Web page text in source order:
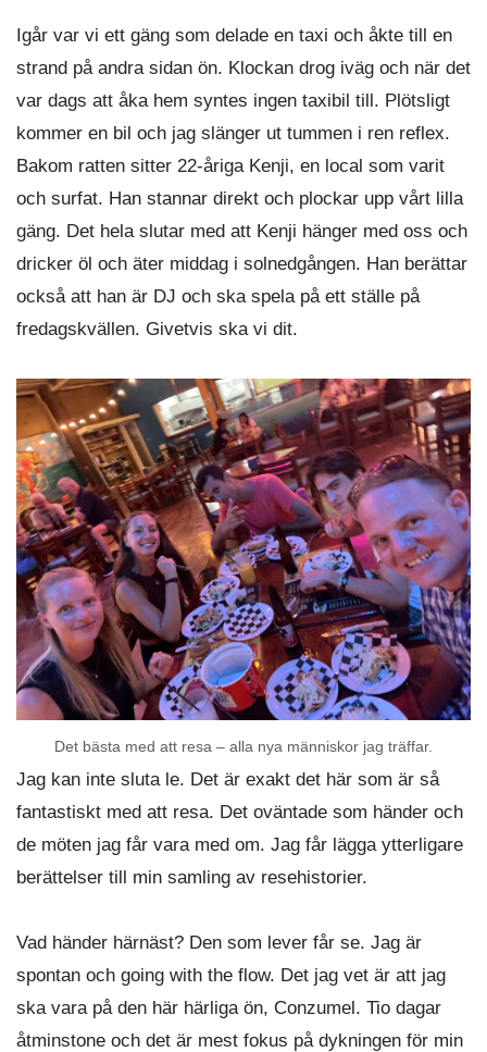
Igår var vi ett gäng som delade en taxi och åkte till en
strand på andra sidan ön. Klockan drog iväg och när det
var dags att åka hem syntes ingen taxibil till. Plötsligt
kommer en bil och jag slänger ut tummen i ren reflex.
Bakom ratten sitter 22-åriga Kenji, en local som varit
och surfat. Han stannar direkt och plockar upp vårt lilla
gäng. Det hela slutar med att Kenji hänger med oss och
dricker öl och äter middag i solnedgången. Han berättar
också att han är DJ och ska spela på ett ställe på
fredagskvällen. Givetvis ska vi dit.
Det bästa med att resa – alla nya människor jag träffar.
Jag kan inte sluta le. Det är exakt det här som är så
fantastiskt med att resa. Det oväntade som händer och
de möten jag får vara med om. Jag får lägga ytterligare
berättelser till min samling av resehistorier.
Vad händer härnäst? Den som lever får se. Jag är
spontan och going with the flow. Det jag vet är att jag
ska vara på den här härliga ön, Conzumel. Tio dagar
åtminstone och det är mest fokus på dykningen för min